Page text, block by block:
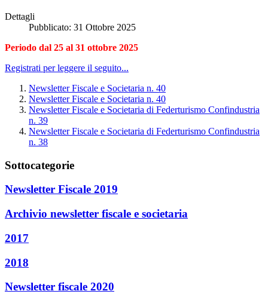
Dettagli
Pubblicato: 31 Ottobre 2025
Periodo dal 25 al 31 ottobre 2025
Registrati per leggere il seguito...
Newsletter Fiscale e Societaria n. 40
Newsletter Fiscale e Societaria n. 40
Newsletter Fiscale e Societaria di Federturismo Confindustria
n. 39
Newsletter Fiscale e Societaria di Federturismo Confindustria
n. 38
Sottocategorie
Newsletter Fiscale 2019
Archivio newsletter fiscale e societaria
2017
2018
Newsletter fiscale 2020